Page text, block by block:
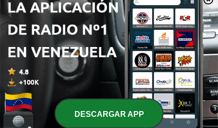
Más podcasts de Comedia
Ver todo
DESCARGAR APP